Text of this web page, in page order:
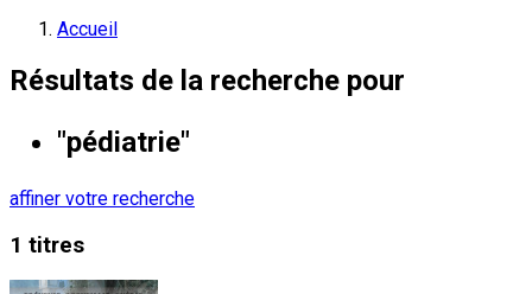
Accueil
Résultats de la recherche pour
"pédiatrie"
affiner votre recherche
1 titres